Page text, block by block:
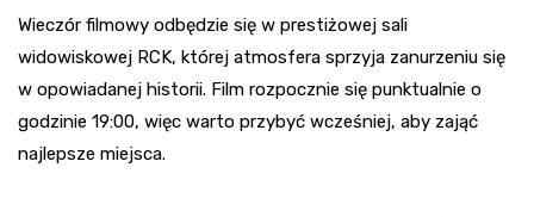
Wieczór filmowy odbędzie się w prestiżowej sali
widowiskowej RCK, której atmosfera sprzyja zanurzeniu się
w opowiadanej historii. Film rozpocznie się punktualnie o
godzinie 19:00, więc warto przybyć wcześniej, aby zająć
najlepsze miejsca.